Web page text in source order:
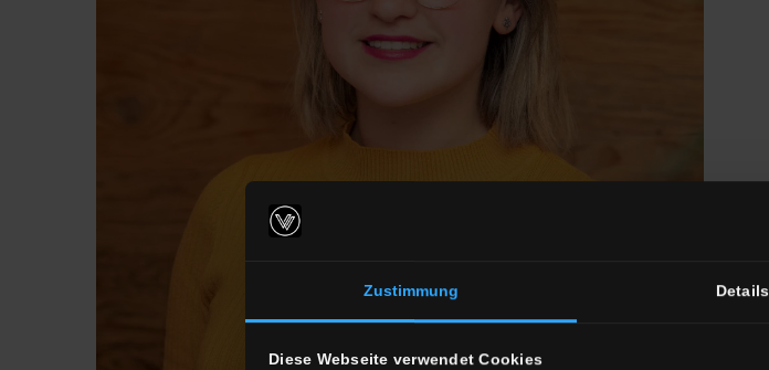
Zustimmung Details
Diese Webseite verwendet Cookies